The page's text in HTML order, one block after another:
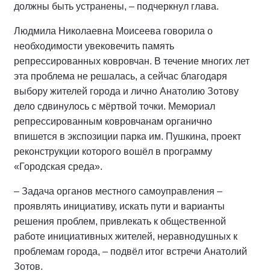
должны быть устранены, – подчеркнул глава.
Людмила Николаевна Моисеева говорила о
необходимости увековечить память
репрессированных ковровчан. В течение многих лет
эта проблема не решалась, а сейчас благодаря
выбору жителей города и лично Анатолию Зотову
дело сдвинулось с мёртвой точки. Мемориал
репрессированным ковровчанам органично
впишется в экспозиции парка им. Пушкина, проект
реконструкции которого вошёл в программу
«Городская среда».
– Задача органов местного самоуправления –
проявлять инициативу, искать пути и варианты
решения проблем, привлекать к общественной
работе инициативных жителей, неравнодушных к
проблемам города, – подвёл итог встречи Анатолий
Зотов.